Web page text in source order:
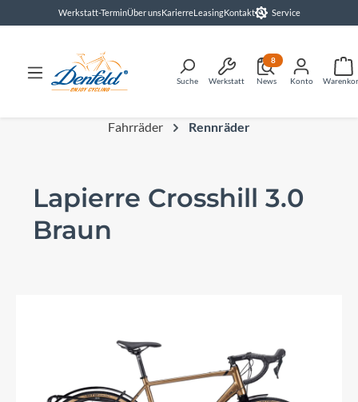
springenWerkstatt-TerminÜber unsKarierreLeasingKontakt Service
Suche Werkstatt News
8
Konto
Fahrräder Rennräder
Lapierre Crosshill 3.0
Braun